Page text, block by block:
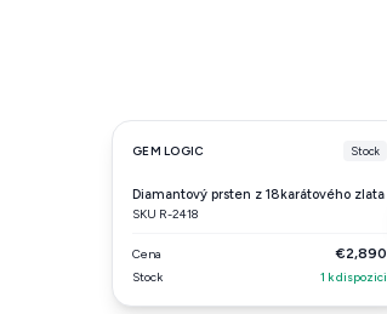
GEM LOGIC Stock
Diamantový prsten z 18karátového zlata
SKU R-2418
Cena €2,890
Stock 1 k dispozici